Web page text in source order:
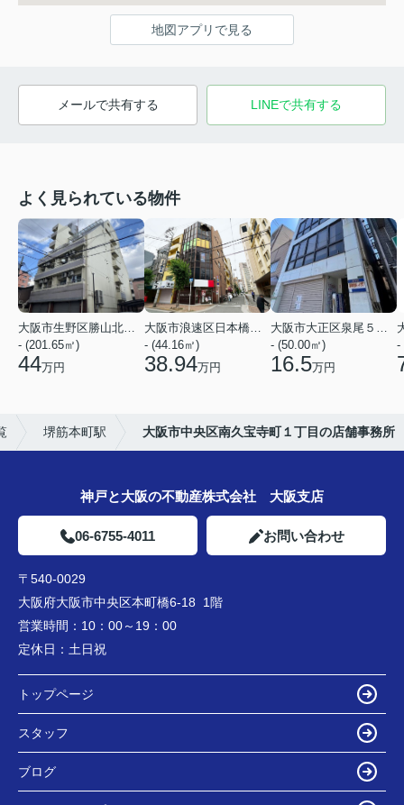
地図アプリで見る
メールで共有する LINEで共有する
よく見られている物件
大阪市生野区勝山北１丁目
- (201.65㎡)
44万円
大阪市浪速区日本橋３丁目
- (44.16㎡)
38.94万円
大阪市大正区泉尾５丁目
- (50.00㎡)
16.5万円
-
堺筋本町駅 大阪市中央区南久宝寺町１丁目の店舗事務所
神戸と大阪の不動産株式会社 大阪支店
06-6755-4011 お問い合わせ
〒540-0029
大阪府大阪市中央区本町橋6-18 1階
営業時間： 10：00～19：00
定休日： 土日祝
トップページ
スタッフ
ブログ